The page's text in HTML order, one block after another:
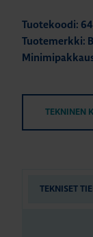
Tuotekoodi:
Tuotemerkki:
TEKNINEN
TEKNISET